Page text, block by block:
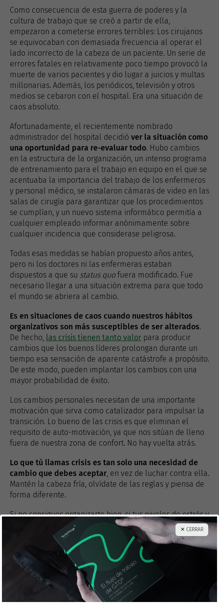
Como consecuencia de esta guerra de poderes y la
cultura de trabajo que se creó a partir de ella,
empezaron a cometerse errores terribles: Los cirujanos
se equivocaban con demasiada frecuencia al operar el
lado incorrecto de la cabeza de un paciente. Un serie de
errores fatales en relativamente poco tiempo provocó la
muerte de varios pacientes y dio lugar a juicios y multas
millonarias. Además, los periódicos, televisión y otros
medios se cebaron con el hospital. Era una situación de
caos absoluto.
Afortunadamente, el recientemente nombrado
administrador del hospital decidió ver la situación como
una oportunidad para re-evaluar todo. Hubo cambios
en la estructura de la organización, un intenso programa
de entrenamiento para el trabajo en equipo en el que se
acentuaba la importancia del trabajo de los enfermeros
y personal médico, se instalaron cámaras de video en las
salas de cirugía para garantizar que los procedimientos
se cumplían, y un nuevo sistema informático permitía a
cualquier empleado informar anónimamente sobre
cualquier incidencia que considerase peligrosa.
Todas esas medidas se habían propuesto años antes,
pero ni los doctores ni las enfermeras estaban
dispuestos a que su status quofuera modificado. Fue
necesario llegar a una situación extrema para que todo
el mundo se abriera al cambio.
Es en situaciones de caos cuando nuestros hábitos
organizativos son más susceptibles de ser alterados.
De hecho, las crisis tienen tanto valor para producir
cambios que los buenos líderes prolongan durante un
tiempo esa sensación de aparente catástrofe a propósito.
De este modo, pueden implantar los cambios con una
mayor probabilidad de éxito.
Los cambios personales necesitan de una importante
motivación que sirva como catalizador para impulsar la
transición. Lo bueno de las crisis es que eliminan el
requisito de auto-motivación, ya que nos sitúan de lleno
fuera de nuestra zona de confort. No hay vuelta atrás.
Lo que tú llamas crisis es tan solo una necesidad de
cambio que debes aceptar, en vez de luchar contra ella.
Mantén la cabeza fría, olvídate de las reglas y piensa de
forma diferente.
Si no consigues organizarte bien, si tus niveles de estrés y
ansiedad están llegando a límites insostenibles, es el
momento de reexaminar cómo estás haciendo las cosas
provocar un cambio profundo . ¿ConocesGetting Things
Done ?GTD
es un método de productividad personal
basado en
tres hábitos muy sencillos
No guardar nada en la cabeza
✕ CERRAR